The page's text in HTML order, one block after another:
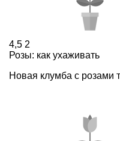
4,5 2
Розы: как ухаживать
Новая клумба с розами